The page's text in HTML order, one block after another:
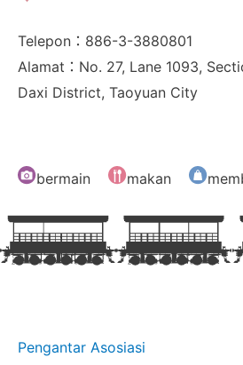
Telepon：886-3-3880801
Alamat：No. 27, Lane 1093,
Daxi District, Taoyuan City
bermain makan
Pengantar Asosiasi